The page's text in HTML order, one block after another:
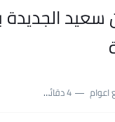
الجديدة
4 دقائق للقراءة